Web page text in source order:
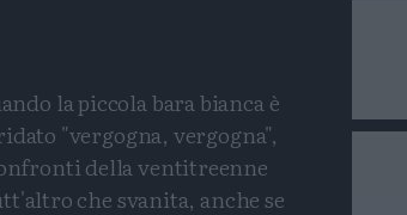
la piccola bara bianca è
"vergogna, vergogna",
della ventitreenne
che svanita, anche se